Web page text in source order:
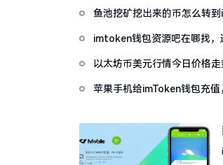
鱼池挖矿挖出来的币怎么转
imtoken钱包资源吧在哪找，
以太坊币美元行情今日价格
苹果手机给imToken钱包充值